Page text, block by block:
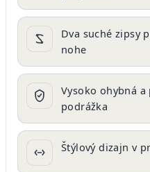
Dva suché zipsy
nohe
Vysoko ohybná
podrážka
Štýlový dizajn v